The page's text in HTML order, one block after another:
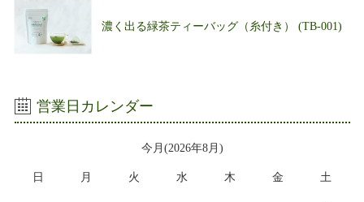
濃く出る緑茶ティーバッグ（糸付き） (TB-001)
営業日カレンダー
今月(2026年8月)
日 月 火 水 木 金 土